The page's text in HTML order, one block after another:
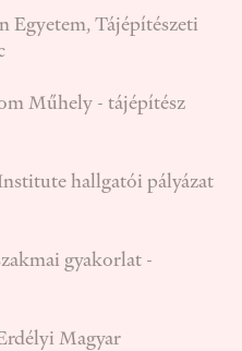
Tájépítészeti
Műhely - tájépítész
hallgatói pályázat
gyakorlat -
Magyar